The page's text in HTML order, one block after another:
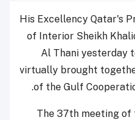
His Excellency Qatar's
of Interior Sheikh
Al Thani yesterday
virtually brought
of the Gulf
The 37th meeting of